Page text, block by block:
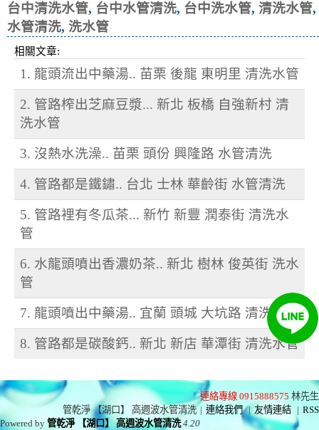
台中清洗水管, 台中水管清洗, 台中洗水管, 清洗水管,
水管清洗, 洗水管
相關文章:
1. 龍頭流出中藥湯.. 苗栗 後龍 東明里 清洗水管
2. 管路榨出芝麻豆漿... 新北 板橋 自強新村 清
洗水管
3. 沒熱水洗澡.. 苗栗 頭份 興隆路 水管清洗
4. 管路都是鐵鏽.. 台北 士林 華齡街 水管清洗
5. 管路裡有冬瓜茶... 新竹 新豐 潤泰街 清洗水
管
6. 水龍頭噴出香濃奶茶.. 新北 樹林 俊英街 洗水
管
7. 龍頭噴出中藥湯.. 宜蘭 頭城 大坑路 清洗水管
8. 管路都是碳酸鈣.. 新北 新店 華潭街 清洗水管
連絡專線 0915888575 林先生
管乾淨 【湖口】 高週波水管清洗 | 連絡我們 | 友情連結 | RSS
Powered by管乾淨 【湖口】 高週波水管清洗 4.20